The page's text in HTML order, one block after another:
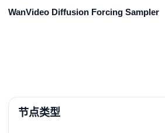
WanVideo Diffusion Forcing Sampler
节点类型